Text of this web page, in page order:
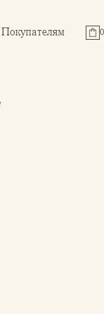
Покупателям 0